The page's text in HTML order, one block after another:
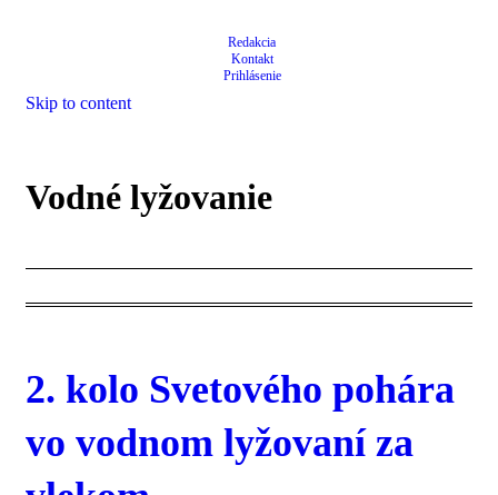
Redakcia
Kontakt
Prihlásenie
Skip to content
Vodné lyžovanie
2. kolo Svetového pohára
vo vodnom lyžovaní za